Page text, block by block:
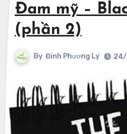
Đam mỹ –
(phần 2)
By Đinh Phương Ly